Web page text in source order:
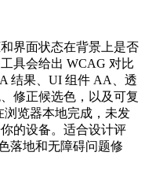
界面状态在背景上是否
具会给出 WCAG 对比
结果、UI 组件 AA、透
修正候选色，以及可复
浏览器本地完成，未发
的设备。适合设计评
落地和无障碍问题修